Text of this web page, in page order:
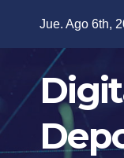
contenido
Jue. Ago 6th,